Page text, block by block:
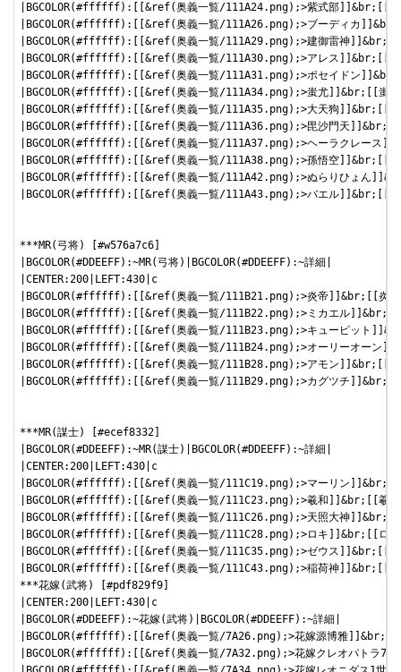
|BGCOLOR(#ffffff):[[&ref(奥義一覧/111A24.png);>紫式部]]&br;[[紫式
|BGCOLOR(#ffffff):[[&ref(奥義一覧/111A26.png);>ブーディカ]]&br;[[
|BGCOLOR(#ffffff):[[&ref(奥義一覧/111A29.png);>建御雷神]]&br;[[建
|BGCOLOR(#ffffff):[[&ref(奥義一覧/111A30.png);>アレス]]&br;[[アレ
|BGCOLOR(#ffffff):[[&ref(奥義一覧/111A31.png);>ポセイドン]]&br;[[
|BGCOLOR(#ffffff):[[&ref(奥義一覧/111A34.png);>蚩尤]]&br;[[蚩尤
|BGCOLOR(#ffffff):[[&ref(奥義一覧/111A35.png);>大天狗]]&br;[[大天
|BGCOLOR(#ffffff):[[&ref(奥義一覧/111A36.png);>毘沙門天]]&br;[[毘
|BGCOLOR(#ffffff):[[&ref(奥義一覧/111A37.png);>ヘーラクレース
|BGCOLOR(#ffffff):[[&ref(奥義一覧/111A38.png);>孫悟空]]&br;[[孫悟
|BGCOLOR(#ffffff):[[&ref(奥義一覧/111A42.png);>ぬらりひょん
|BGCOLOR(#ffffff):[[&ref(奥義一覧/111A43.png);>バエル]]&br;[[バエ
***MR(弓将) [#w576a7c6]
|BGCOLOR(#DDEEFF):~MR(弓将)|BGCOLOR(#DDEEFF):~詳細|
|CENTER:200|LEFT:430|c
|BGCOLOR(#ffffff):[[&ref(奥義一覧/111B21.png);>炎帝]]&br;[[炎帝
|BGCOLOR(#ffffff):[[&ref(奥義一覧/111B22.png);>ミカエル]]&br;[[ミ
|BGCOLOR(#ffffff):[[&ref(奥義一覧/111B23.png);>キューピット
|BGCOLOR(#ffffff):[[&ref(奥義一覧/111B24.png);>オーリーオーン
|BGCOLOR(#ffffff):[[&ref(奥義一覧/111B28.png);>アモン]]&br;[[アモ
|BGCOLOR(#ffffff):[[&ref(奥義一覧/111B29.png);>カグツチ]]&br;[[カ
***MR(謀士) [#ecef8332]
|BGCOLOR(#DDEEFF):~MR(謀士)|BGCOLOR(#DDEEFF):~詳細|
|CENTER:200|LEFT:430|c
|BGCOLOR(#ffffff):[[&ref(奥義一覧/111C19.png);>マーリン]]&br;[[マ
|BGCOLOR(#ffffff):[[&ref(奥義一覧/111C23.png);>羲和]]&br;[[羲和
|BGCOLOR(#ffffff):[[&ref(奥義一覧/111C26.png);>天照大神]]&br;[[天
|BGCOLOR(#ffffff):[[&ref(奥義一覧/111C28.png);>ロキ]]&br;[[ロキ
|BGCOLOR(#ffffff):[[&ref(奥義一覧/111C35.png);>ゼウス]]&br;[[ゼウ
|BGCOLOR(#ffffff):[[&ref(奥義一覧/111C43.png);>稲荷神]]&br;[[稲荷
***花嫁(武将) [#pdf829f9]
|CENTER:200|LEFT:430|c
|BGCOLOR(#DDEEFF):~花嫁(武将)|BGCOLOR(#DDEEFF):~詳細|
|BGCOLOR(#ffffff):[[&ref(奥義一覧/7A26.png);>花嫁源博雅]]&br;[[花
|BGCOLOR(#ffffff):[[&ref(奥義一覧/7A32.png);>花嫁クレオパトラ7世